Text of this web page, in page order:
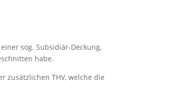
sog. Subsidiär-Deckung,
habe.
zusätzlichen THV, welche die